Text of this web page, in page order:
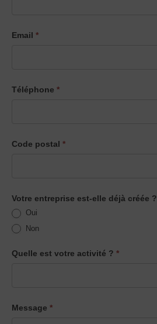
Email *
Téléphone *
Code postal *
Votre entreprise est-elle déjà créée ?
Oui
Non
Quelle est votre activité ? *
Message *